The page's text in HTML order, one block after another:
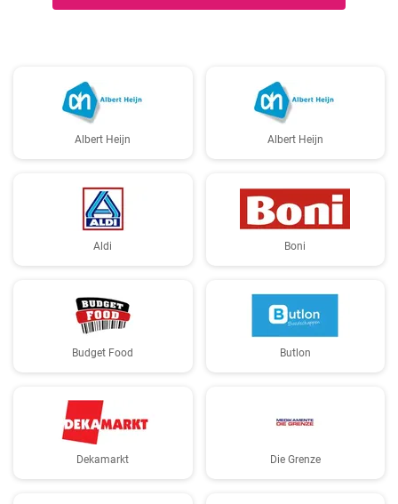
Albert Heijn Albert Heijn
Aldi Boni
Budget Food Butlon
Dekamarkt Die Grenze